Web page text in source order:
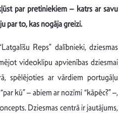
par pretiniekiem – katrs ar savu
par to, kas nogāja greizi.
Reps” dalībnieki, dziesmas
videoklipu apvienības dziesmai
spēlējoties ar vārdiem portugāļu
kū” – abiem ar nozīmi “kāpēc?” –,
Dziesmas centrā ir jautājums,